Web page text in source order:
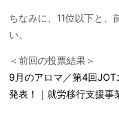
ちなみに、11位以下と、
い。
＜前回の投票結果＞
9月のアロマ／第4回
発表！｜就労移行支援事